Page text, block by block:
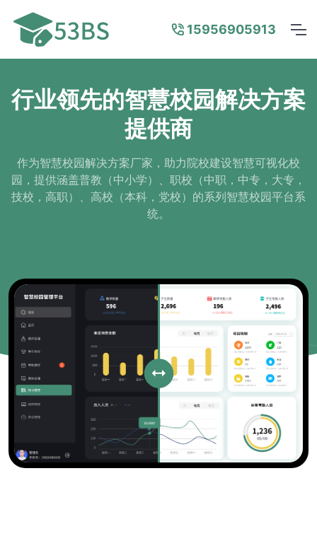
15956905913
行业领先的智慧校园解决方案
提供商
作为智慧校园解决方案厂家，助力院校建设智慧可视化校
园，提供涵盖普教（中小学）、职校（中职，中专，大专，
技校，高职）、高校（本科，党校）的系列智慧校园平台系
统。